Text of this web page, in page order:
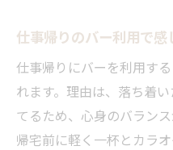
仕事帰りのバー利用で感
仕事帰りにバーを利用す
れます。理由は、落ち着
てるため、心身のバラン
帰宅前に軽く一杯とカラ